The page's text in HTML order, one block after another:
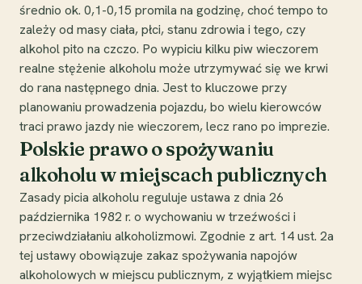
średnio ok. 0,1-0,15 promila na godzinę, choć tempo to
zależy od masy ciała, płci, stanu zdrowia i tego, czy
alkohol pito na czczo. Po wypiciu kilku piw wieczorem
realne stężenie alkoholu może utrzymywać się we krwi
do rana następnego dnia. Jest to kluczowe przy
planowaniu prowadzenia pojazdu, bo wielu kierowców
traci prawo jazdy nie wieczorem, lecz rano po imprezie.
Polskie prawo o spożywaniu
alkoholu w miejscach publicznych
Zasady picia alkoholu reguluje ustawa z dnia 26
października 1982 r. o wychowaniu w trzeźwości i
przeciwdziałaniu alkoholizmowi. Zgodnie z art. 14 ust. 2a
tej ustawy obowiązuje zakaz spożywania napojów
alkoholowych w miejscu publicznym, z wyjątkiem miejsc